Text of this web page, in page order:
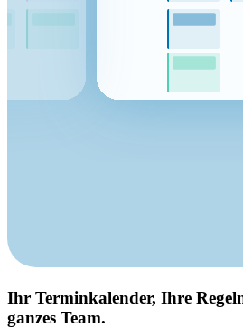
Ihr Terminkalender, Ihre
ganzes Team.